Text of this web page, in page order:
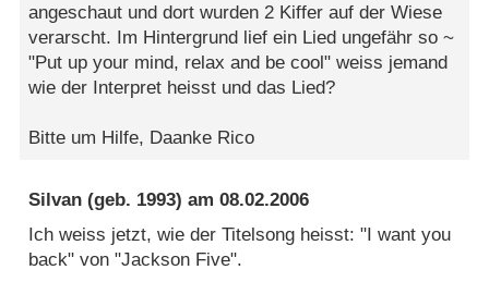
angeschaut und dort wurden 2 Kiffer auf der Wiese
verarscht. Im Hintergrund lief ein Lied ungefähr so ~
"Put up your mind, relax and be cool" weiss jemand
wie der Interpret heisst und das Lied?
Bitte um Hilfe, Daanke Rico
Silvan (geb. 1993) am08.02.2006
Ich weiss jetzt, wie der Titelsong heisst: "I want you
back" von "Jackson Five".